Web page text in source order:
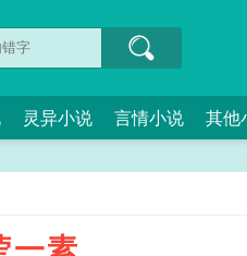
灵异小说 言情小说 其他